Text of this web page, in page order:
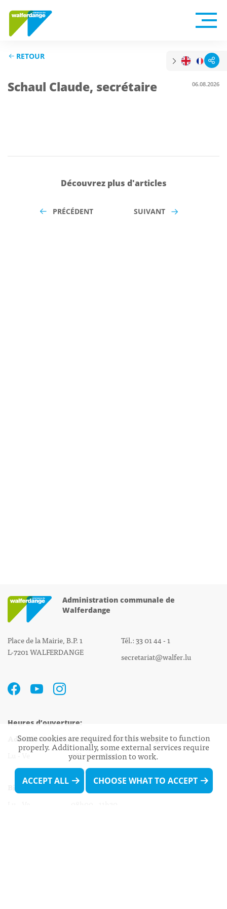
RETOUR
Schaul Claude, secrétaire 06.08.2026
Découvrez plus d'articles
PRÉCÉDENT SUIVANT
Administration communale de
Walferdange
Place de la Mairie, B.P. 1
L-7201 WALFERDANGE
Tél.: 33 01 44 - 1
secretariat@walfer.lu
Heures d’ouverture:
Administration communale de Walferdange
Lu - Ve 08h00 - 11h30
13h30 - 16h00
Biergercenter
Some cookies are required for this website to function
properly. Additionally, some external services require
your permission to work.
ACCEPT ALL CHOOSE WHAT TO ACCEPT